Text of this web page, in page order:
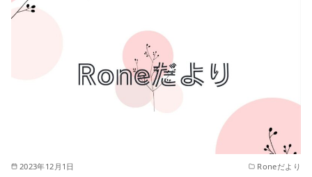
2023年12月1日 Roneだより